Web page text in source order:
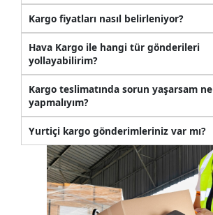
Kargo fiyatları nasıl belirleniyor?
Hava Kargo ile hangi tür gönderileri
yollayabilirim?
Kargo teslimatında sorun yaşarsam ne
yapmalıyım?
Yurtiçi kargo gönderimleriniz var mı?